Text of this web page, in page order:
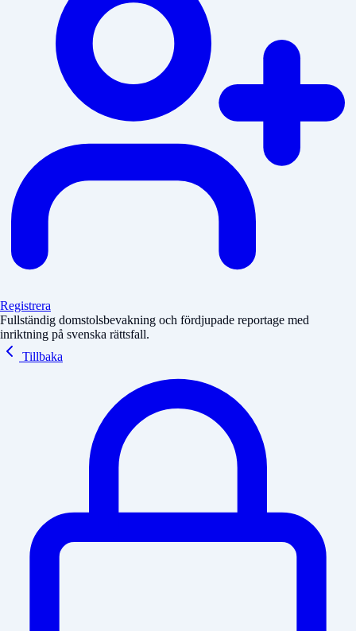
Registrera
Fullständig domstolsbevakning och fördjupade reportage med
inriktning på svenska rättsfall.
Tillbaka